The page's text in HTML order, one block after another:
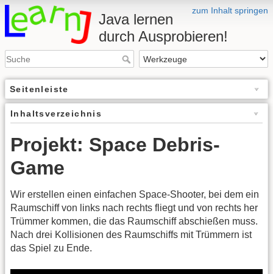
zum Inhalt springen
Java lernen
durch Ausprobieren!
Seitenleiste
Inhaltsverzeichnis
Projekt: Space Debris-
Game
Wir erstellen einen einfachen Space-Shooter, bei dem ein
Raumschiff von links nach rechts fliegt und von rechts her
Trümmer kommen, die das Raumschiff abschießen muss.
Nach drei Kollisionen des Raumschiffs mit Trümmern ist
das Spiel zu Ende.